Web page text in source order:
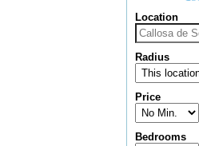
Location
Radius
Price
Bedrooms